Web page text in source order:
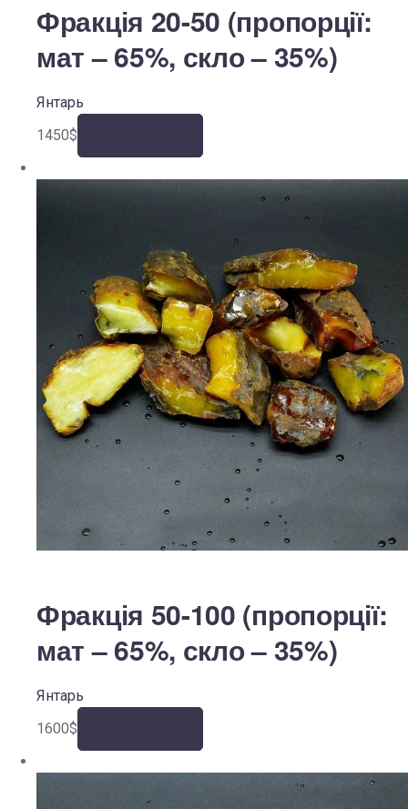
Фракція 20-50 (пропорції:
мат – 65%, скло – 35%)
Янтарь
1450$
Фракція 50-100 (пропорції:
мат – 65%, скло – 35%)
Янтарь
1600$